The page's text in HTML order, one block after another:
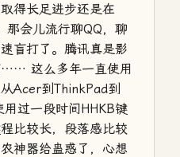
得长足进步还是在
会儿流行聊QQ，聊
盲打了。腾讯真是影
…… 这么多年一直使用
Acer到ThinkPad到
过一段时间HHKB键
比较长，段落感比较
神器给蛊惑了，心想